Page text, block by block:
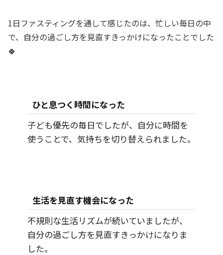
1日ファスティングを通して感じたのは、忙しい毎日の中
で、自分の過ごし方を見直すきっかけになったことでした
🍀
ひと息つく時間になった
子ども優先の毎日でしたが、自分に時間を
使うことで、気持ちを切り替えられました。
生活を見直す機会になった
不規則な生活リズムが続いていましたが、
自分の過ごし方を見直すきっかけになりま
した。